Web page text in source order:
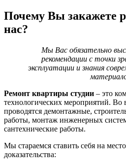
Почему Вы закажете
нас?
Мы Вас обязательно
рекомендации с точки
эксплуатации и знания
Ремонт квартиры студии – это
технологических мероприятий. Во
проводятся демонтажные,
работы, монтаж инженерных
сантехнические работы.
Мы стараемся ставить себя на
доказательства: